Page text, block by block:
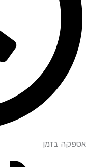
אספקה בזמן